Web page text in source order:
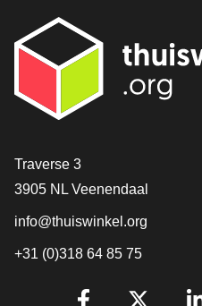
[_General:Contact]
Traverse 3
3905 NL Veenendaal
info@thuiswinkel.org
+31 (0)318 64 85 75